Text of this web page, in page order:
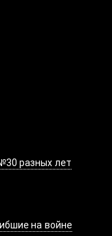
разных лет
на войне